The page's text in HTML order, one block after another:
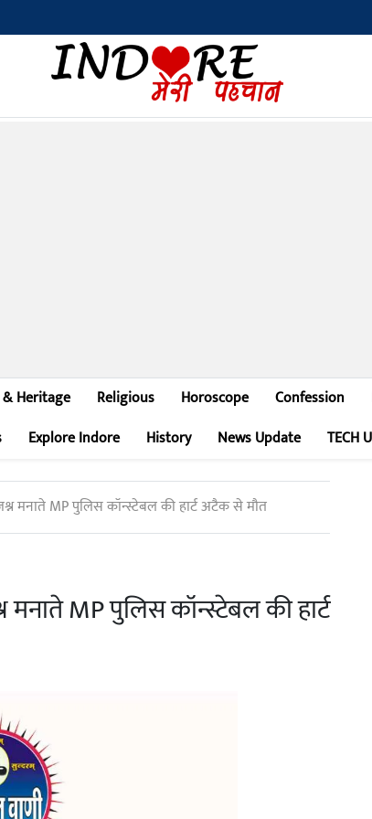
Heritage Religious Horoscope Confession
Explore Indore History News Update TECH
मनाते MP पुलिस कॉन्स्टेबल की हार्ट अटैक से मौत
MP पुलिस कॉन्स्टेबल की हार्ट